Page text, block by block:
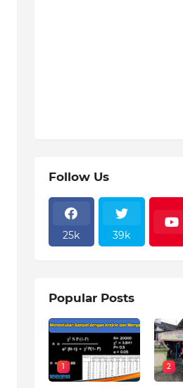
Follow Us
25k 39k
Popular Posts
1 2